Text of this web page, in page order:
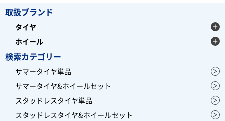
取扱ブランド
タイヤ
ホイール
検索カテゴリー
サマータイヤ単品
サマータイヤ&ホイールセット
スタッドレスタイヤ単品
スタッドレスタイヤ&ホイールセット